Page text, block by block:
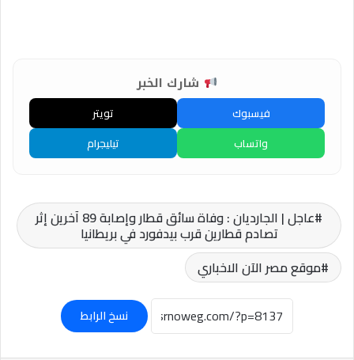
شارك الخبر
فيسبوك
تويتر
واتساب
تيليجرام
عاجل | الجارديان : وفاة سائق قطار وإصابة 89 آخرين إثر
تصادم قطارين قرب بيدفورد في بريطانيا
موقع مصر الآن الاخباري
نسخ الرابط